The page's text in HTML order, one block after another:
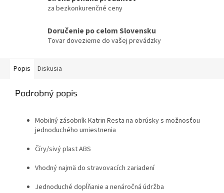
za bezkonkurenčné ceny
Doručenie po celom Slovensku
Tovar dovezieme do vašej prevádzky
Popis Diskusia
Podrobný popis
Mobilný zásobník Katrin Resta na obrúsky s možnosťou
jednoduchého umiestnenia
Číry/sivý plast ABS
Vhodný najmä do stravovacích zariadení
Jednoduché dopĺňanie a nenáročná údržba